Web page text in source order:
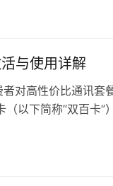
帮助您通过会办卡
与使用详解
对高性价比通讯套
以下简称”双百卡”
助您最大化利用这